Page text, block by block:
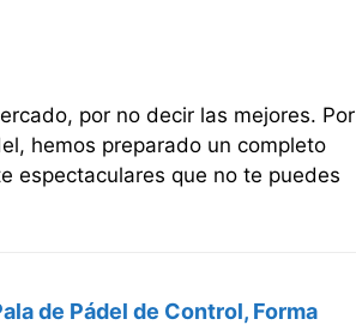
por no decir las mejores. Por
hemos preparado un completo
espectaculares que no te puedes
de Pádel de Control, Forma